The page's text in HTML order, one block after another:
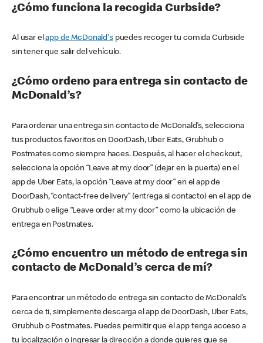
¿Cómo funciona la recogida Curbside?
Al usar elapp de McDonald'spuedes recoger tu comida Curbside
sin tener que salir del vehículo.
¿Cómo ordeno para entrega sin contacto de
McDonald’s?
Para ordenar una entrega sin contacto de McDonald’s, selecciona
tus productos favoritos en DoorDash, Uber Eats, Grubhub o
Postmates como siempre haces. Después, al hacer el checkout,
selecciona la opción “Leave at my door” (dejar en la puerta) en el
app de Uber Eats, la opción “Leave at my door” en el app de
DoorDash, “contact-free delivery” (entrega si contacto) en el app de
Grubhub o elige “Leave order at my door” como la ubicación de
entrega en Postmates.
¿Cómo encuentro un método de entrega sin
contacto de McDonald’s cerca de mí?
Para encontrar un método de entrega sin contacto de McDonald’s
cerca de ti, simplemente descarga el app de DoorDash, Uber Eats,
Grubhub o Postmates. Puedes permitir que el app tenga acceso a
tu localización o ingresar la dirección a donde quieres que se